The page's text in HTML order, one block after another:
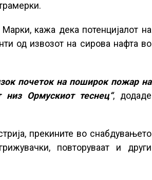
кажа дека потенцијалот на
од извозот на сирова нафта во
почеток на поширок пожар на
Ормускиот теснец“, додаде
прекините во снабдувањето
повторуваат и други